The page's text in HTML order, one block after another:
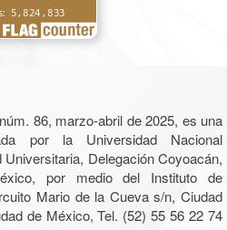
86, marzo-abril de 2025, es una
por la Universidad Nacional
Delegación Coyoacán,
por medio del Instituto de
Mario de la Cueva s/n, Ciudad
de México, Tel. (52) 55 56 22 74